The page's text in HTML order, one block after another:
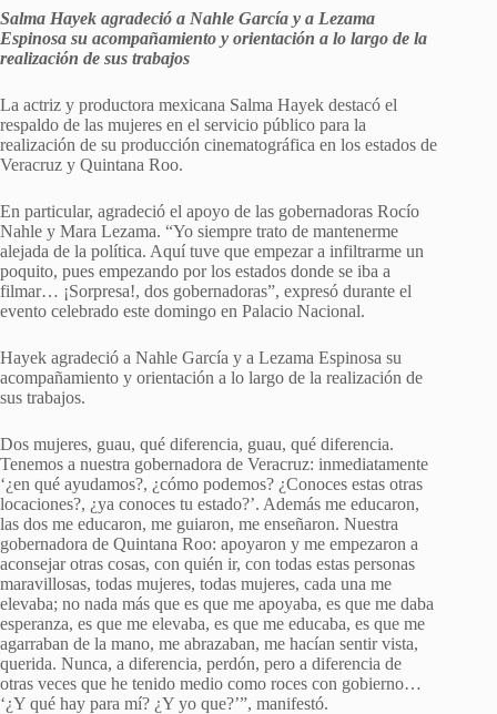
Salma Hayek agradeció a Nahle García y a Lezama
Espinosa su acompañamiento y orientación a lo largo de la
realización de sus trabajos
La actriz y productora mexicana Salma Hayek destacó el
respaldo de las mujeres en el servicio público para la
realización de su producción cinematográfica en los estados de
Veracruz y Quintana Roo.
En particular, agradeció el apoyo de las gobernadoras Rocío
Nahle y Mara Lezama. “Yo siempre trato de mantenerme
alejada de la política. Aquí tuve que empezar a infiltrarme un
poquito, pues empezando por los estados donde se iba a
filmar… ¡Sorpresa!, dos gobernadoras”, expresó durante el
evento celebrado este domingo en Palacio Nacional.
Hayek agradeció a Nahle García y a Lezama Espinosa su
acompañamiento y orientación a lo largo de la realización de
sus trabajos.
Dos mujeres, guau, qué diferencia, guau, qué diferencia.
Tenemos a nuestra gobernadora de Veracruz: inmediatamente
‘¿en qué ayudamos?, ¿cómo podemos? ¿Conoces estas otras
locaciones?, ¿ya conoces tu estado?’. Además me educaron,
las dos me educaron, me guiaron, me enseñaron. Nuestra
gobernadora de Quintana Roo: apoyaron y me empezaron a
aconsejar otras cosas, con quién ir, con todas estas personas
maravillosas, todas mujeres, todas mujeres, cada una me
elevaba; no nada más que es que me apoyaba, es que me daba
esperanza, es que me elevaba, es que me educaba, es que me
agarraban de la mano, me abrazaban, me hacían sentir vista,
querida. Nunca, a diferencia, perdón, pero a diferencia de
otras veces que he tenido medio como roces con gobierno…
‘¿Y qué hay para mí? ¿Y yo que?’”, manifestó.